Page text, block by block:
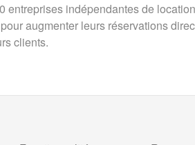
entreprises indépendantes de
augmenter leurs réservations
clients.